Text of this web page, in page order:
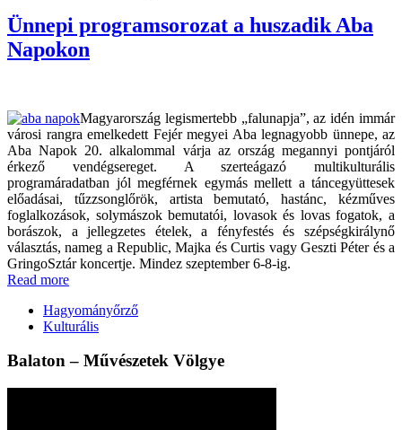
Ünnepi programsorozat a huszadik Aba
Napokon
Magyarország legismertebb „falunapja”, az idén immár
városi rangra emelkedett Fejér megyei Aba legnagyobb ünnepe, az
Aba Napok 20. alkalommal várja az ország megannyi pontjáról
érkező vendégsereget. A szerteágazó multikulturális
programáradatban jól megférnek egymás mellett a táncegyüttesek
előadásai, tűzzsonglőrök, artista bemutató, hastánc, kézműves
foglalkozások, solymászok bemutatói, lovasok és lovas fogatok, a
borászok, a jellegzetes ételek, a fényfestés és szépségkirálynő
választás, nameg a Republic, Majka és Curtis vagy Geszti Péter és a
GringoSztár koncertje. Mindez szeptember 6-8-ig.
Read more
Hagyományőrző
Kulturális
Balaton – Művészetek Völgye